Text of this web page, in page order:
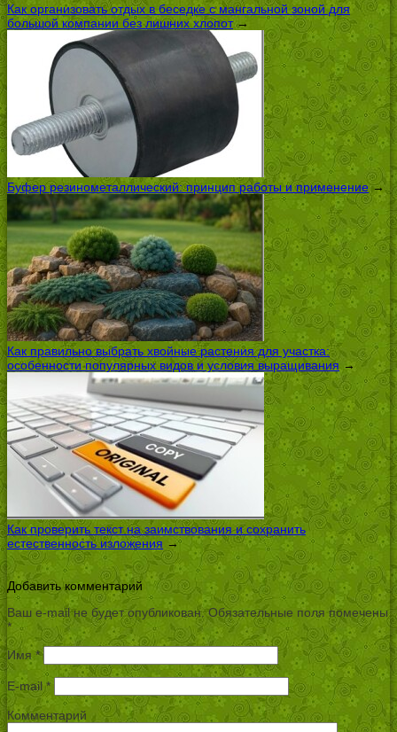
Как организовать отдых в беседке с мангальной зоной для
большой компании без лишних хлопот→
Буфер резинометаллический: принцип работы и применение→
Как правильно выбрать хвойные растения для участка:
особенности популярных видов и условия выращивания→
Как проверить текст на заимствования и сохранить
естественность изложения →
Добавить комментарий
Ваш e-mail не будет опубликован.Обязательные поля помечены
*
Имя*
E-mail*
Комментарий